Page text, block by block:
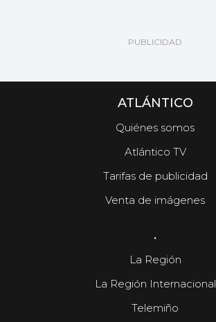
ATLÁNTICO
Quiénes somos
Atlántico TV
Tarifas de publicidad
Venta de imágenes
.
La Región
La Región Internacional
Telemiño